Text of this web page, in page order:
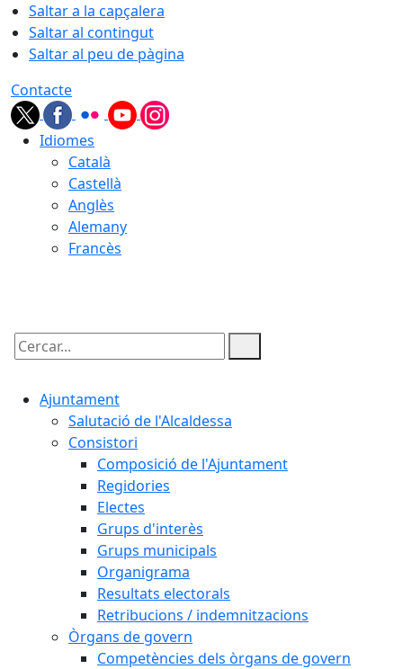
Saltar a la capçalera
Saltar al contingut
Saltar al peu de pàgina
Contacte
Idiomes
Català
Castellà
Anglès
Alemany
Francès
Cercar:
Ajuntament
Salutació de l'Alcaldessa
Consistori
Composició de l'Ajuntament
Regidories
Electes
Grups d'interès
Grups municipals
Organigrama
Resultats electorals
Retribucions / indemnitzacions
Òrgans de govern
Competències dels òrgans de govern